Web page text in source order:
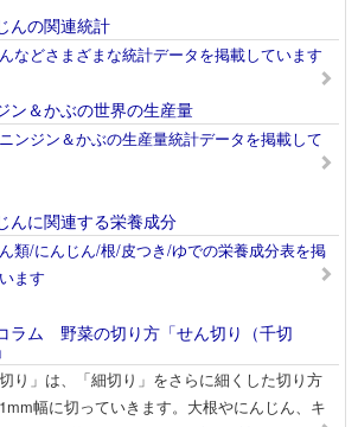
んの関連統計
などさまざまな統計データを掲載しています
ン＆かぶの世界の生産量
ンジン＆かぶの生産量統計データを掲載して
んに関連する栄養成分
類/にんじん/根/皮つき/ゆでの栄養成分表を掲
ます
ラム 野菜の切り方「せん切り（千切
切り」は、「細切り」をさらに細くした切り方
幅に切っていきます。大根やにんじん、キ